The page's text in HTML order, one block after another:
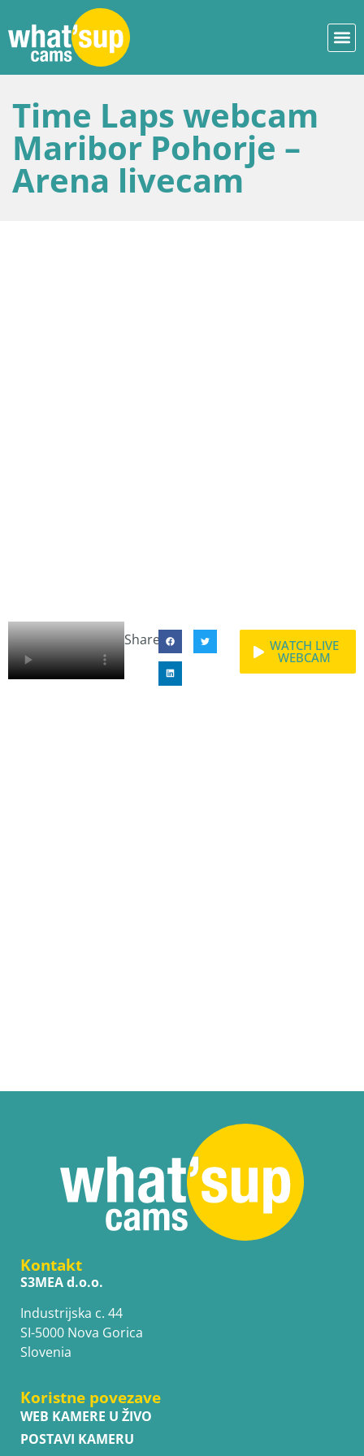
Time Laps webcam
Maribor Pohorje –
Arena livecam
Share: WATCH LIVE
WEBCAM
Kontakt
S3MEA d.o.o.
Industrijska c. 44
SI-5000 Nova Gorica
Slovenia
Koristne povezave
WEB KAMERE U ŽIVO
POSTAVI KAMERU